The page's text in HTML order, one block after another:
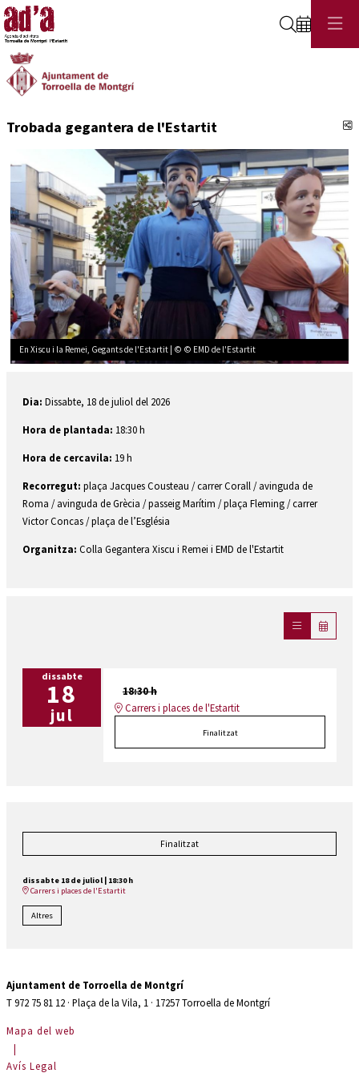
Cerca
Trobada gegantera de l'Estartit
En Xiscu i la Remei, Gegants de l'Estartit | © © EMD de l'Estartit
Dia: Dissabte, 18 de juliol del 2026
Hora de plantada: 18:30 h
Hora de cercavila: 19 h
Recorregut: plaça Jacques Cousteau / carrer Corall / avinguda de
Roma / avinguda de Grècia / passeig Marítim / plaça Fleming / carrer
Victor Concas / plaça de l’Església
Organitza: Colla Gegantera Xiscu i Remei i EMD de l'Estartit
dissabte
18
jul
18:30 h
Carrers i places de l'Estartit
Finalitzat
Finalitzat
dissabte 18 de juliol | 18:30 h
Carrers i places de l'Estartit
Altres
Ajuntament de Torroella de Montgrí
T 972 75 81 12 · Plaça de la Vila, 1 · 17257 Torroella de Montgrí
Mapa del web
|
Avís Legal